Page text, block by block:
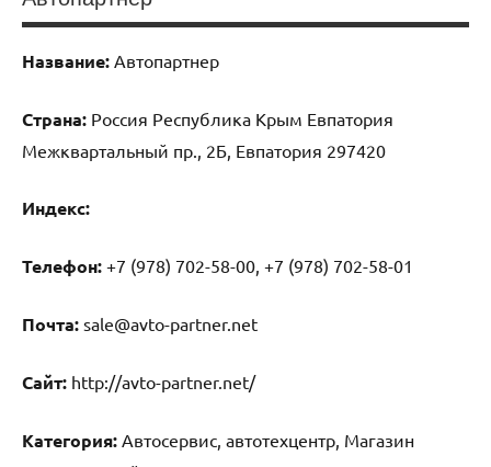
Название: Автопартнер
Страна: Россия Республика Крым Евпатория
Межквартальный пр., 2Б, Евпатория 297420
Индекс:
Телефон: +7 (978) 702-58-00, +7 (978) 702-58-01
Почта: sale@avto-partner.net
Cайт: http://avto-partner.net/
Категория: Автосервис, автотехцентр, Магазин